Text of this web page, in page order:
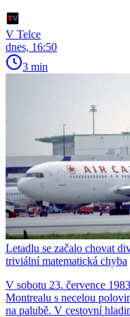
V Telce
dnes, 16:50
3 min
Letadlu se začalo chovat
triviální matematická chyba
V sobotu 23. července
Montrealu s necelou
na palubě. V cestovní